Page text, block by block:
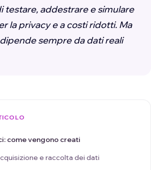
testare, addestrare e simulare
la privacy e a costi ridotti. Ma
sempre da dati reali
come vengono creati
e raccolta dei dati